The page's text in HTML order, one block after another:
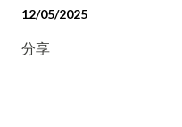
12/05/2025
分享